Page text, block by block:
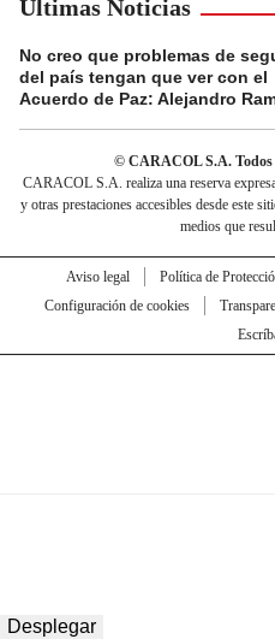
Últimas Noticias
No creo que problemas de
del país tengan que ver con el
Acuerdo de Paz: Alejandro
© CARACOL S.A. Todos
CARACOL S.A. realiza una reserva
y otras prestaciones accesibles desde este
medios que
Aviso legal Política de
Configuración de cookies
Desplegar